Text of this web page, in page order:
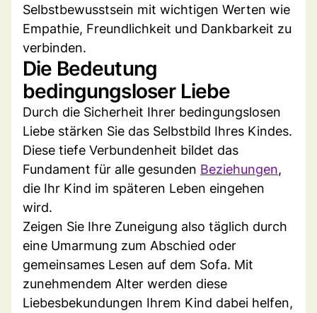
Selbstbewusstsein mit wichtigen Werten wie
Empathie, Freundlichkeit und Dankbarkeit zu
verbinden.
Die Bedeutung
bedingungsloser Liebe
Durch die Sicherheit Ihrer bedingungslosen
Liebe stärken Sie das Selbstbild Ihres Kindes.
Diese tiefe Verbundenheit bildet das
Fundament für alle gesunden Beziehungen,
die Ihr Kind im späteren Leben eingehen
wird.
Zeigen Sie Ihre Zuneigung also täglich durch
eine Umarmung zum Abschied oder
gemeinsames Lesen auf dem Sofa. Mit
zunehmendem Alter werden diese
Liebesbekundungen Ihrem Kind dabei helfen,